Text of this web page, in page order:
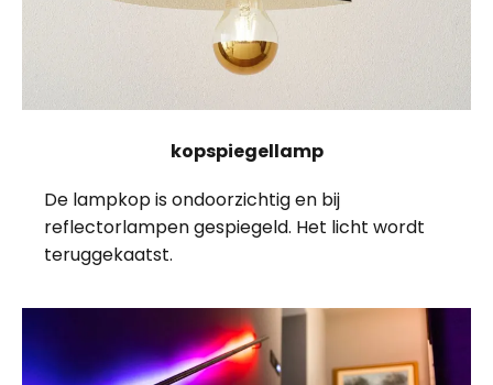
kopspiegellamp
De lampkop is ondoorzichtig en bij
reflectorlampen gespiegeld. Het licht wordt
teruggekaatst.